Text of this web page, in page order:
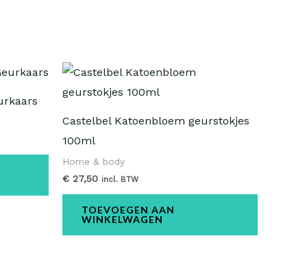
Castelbel Katoenbloem geurstokjes
100ml
Home & body
€ 27,50 incl. BTW
TOEVOEGEN AAN
WINKELWAGEN